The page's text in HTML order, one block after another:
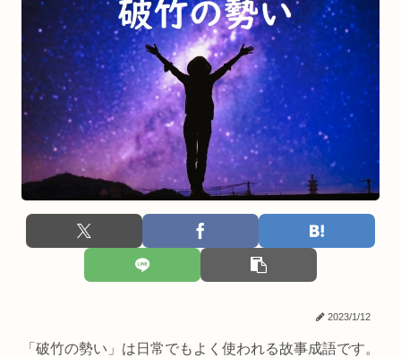
2023/1/12
「破竹の勢い」は日常でもよく使われる故事成語です。